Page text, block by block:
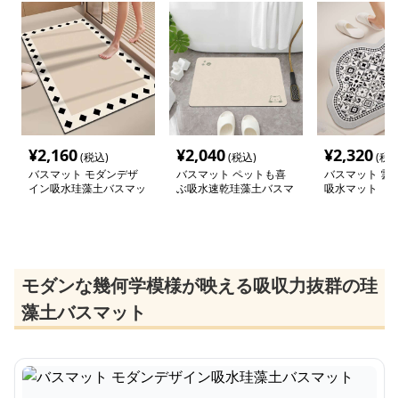
¥2,160(税込)
バスマット モダンデザ
イン吸水珪藻土バスマッ
¥2,040(税込)
バスマット ペットも喜
ぶ吸水速乾珪藻土バスマ
¥2,320(税
バスマット 雲
吸水マット
モダンな幾何学模様が映える吸収力抜群の珪
藻土バスマット